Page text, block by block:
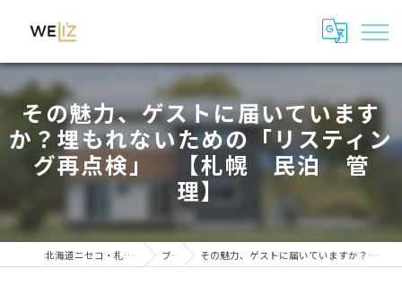
その魅力、ゲストに届いています
か？埋もれないための「リスティン
グ再点検」 【札幌 民泊 管
理】
北海道ニセコ・札幌の民泊管理・運用代行はWeli'z ブログ その魅力、ゲストに届いていますか？埋もれないための「リスティング再点検」 【札幌 民泊 管理】